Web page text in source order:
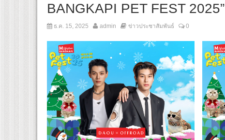
BANGKAPI PET FEST 2025”
ธ.ค. 15, 2025 admin ข่าวประชาสัมพันธ์ 0